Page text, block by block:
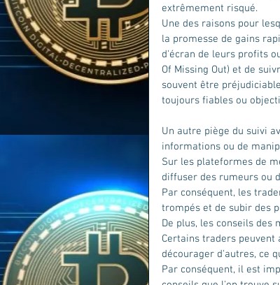
extrêmement risqué.
Une des raisons pour
la promesse de gains
d'écran de leurs profits
Of Missing Out) et de
souvent être
toujours fiables ou
Un autre piège du suivi
informations ou de
Sur les plateformes de
diffuser des rumeurs ou
Par conséquent, les
trompés et de subir des
De plus, les conseils des
Certains traders
décourager d'autres, ce
Par conséquent, il est